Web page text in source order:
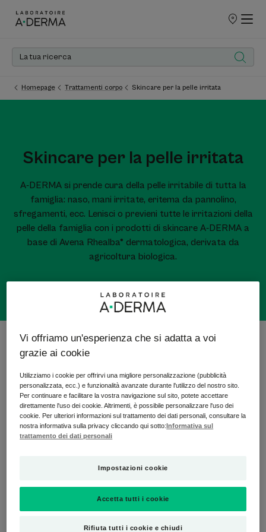
PUNTI
Homepage Trattamenti corpo Skincare per la pelle irritata
Skincare per la pelle irritata
A-DERMA si prende cura della pelle irritabile di tutta la
famiglia: naso, mani irritate, eritema da pannolino,
sfregamenti, ecc. Lenisci o previeni tutte le irritazioni della
pelle della famiglia con i prodotti di skincare A-DERMA a
base di Avena Rhealba® dermatologica, derivata da
agricoltura biologica.
9 risultati "Skincare per la pelle irritata"
on
effetto
ghiaccio
con
Arnica
CUTALGAN
Roll-on effetto ghiaccio
on
effetto
fresco
ultra-
lenitivo
CUTALGAN
Roll-on effetto fresco
Vi offriamo un'esperienza che si adatta a voi
grazie ai cookie
Utilizziamo i cookie per offrirvi una migliore personalizzazione (pubblicità
personalizzata, ecc.) e funzionalità avanzate durante l'utilizzo del nostro sito.
Per continuare e facilitare la vostra navigazione sul sito, potete accettare
direttamente l'uso dei cookie. Altrimenti, è possibile personalizzare l'uso dei
cookie. Per ulteriori informazioni sul trattamento dei dati personali, consultare la
nostra informativa sulla privacy cliccando qui sotto:Informativa sul
trattamento dei dati personali
Impostazioni cookie
Rifiuta tutti i cookie e chiudi
Accetta tutti i cookie